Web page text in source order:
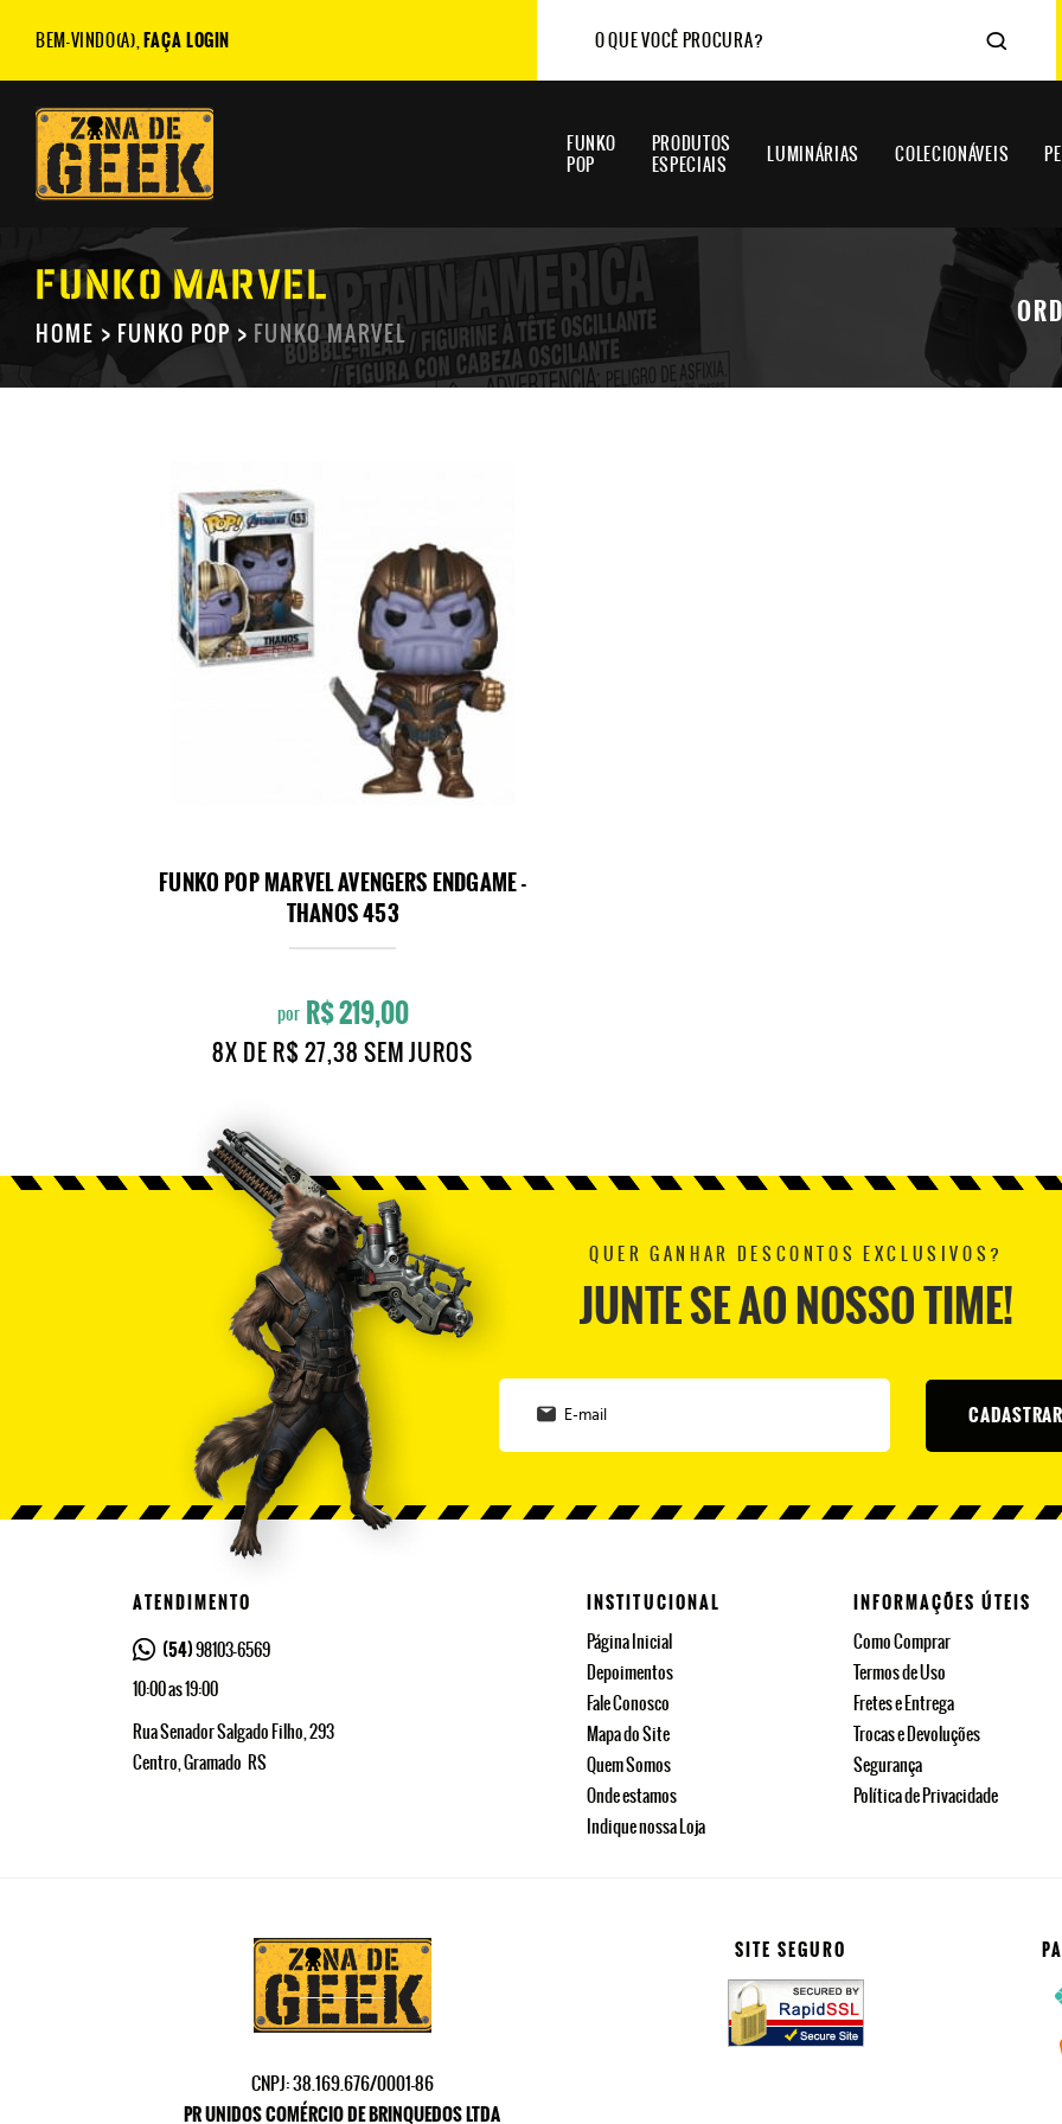
BEM-VINDO(A),FAÇA LOGIN
FUNKO
POP
PRODUTOS
ESPECIAIS
LUMINÁRIAS COLECIONÁVEIS
HOME FUNKO POP FUNKO MARVEL
FUNKO MARVEL
FUNKO POP MARVEL AVENGERS ENDGAME -
THANOS 453
por R$ 219,00
8X DE R$ 27,38 SEM JUROS
QUER GANHAR DESCONTOS EXCLUSIVOS?
JUNTE SE AO NOSSO TIME!
CADASTRAR
ATENDIMENTO
(54)98103-6569
10:00 as 19:00
Rua Senador Salgado Filho, 293
Centro, Gramado RS
INSTITUCIONAL
Página Inicial
Depoimentos
Fale Conosco
Mapa do Site
Quem Somos
Onde estamos
Indique nossa Loja
INFORMAÇÕES ÚTEIS
Como Comprar
Termos de Uso
Fretes e Entrega
Trocas e Devoluções
Segurança
Política de Privacidade
PR UNIDOS COMÉRCIO DE BRINQUEDOS LTDA
CNPJ: 38.169.676/0001-86
SITE SEGURO